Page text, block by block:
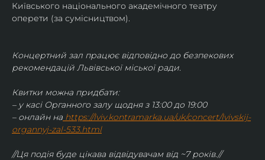
Київського національного академічного театру
оперети (за сумісництвом).
Концертний зал працює відповідно до безпекових
рекомендацій Львівської міської ради.
Квитки можна придбати:
– у касі Органного залу щодня з 13:00 до 19:00
– онлайн на https://lviv.kontramarka.ua/uk/concert/lvivskij-
organnyj-zal-533.html
//Ця подія буде цікава відвідувачам від ~7 років.//